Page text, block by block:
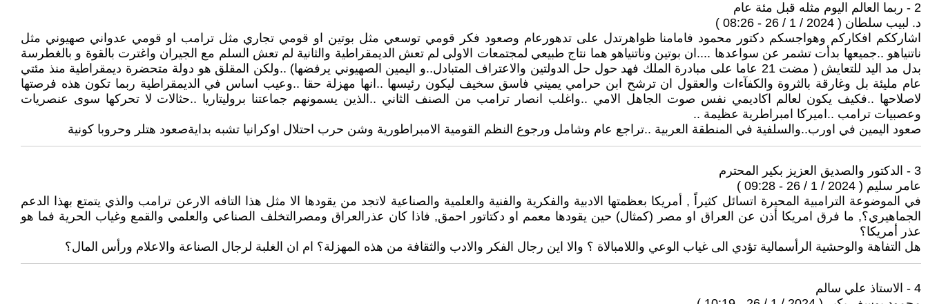
2 - ربما العالم اليوم مثله قبل مئة عام
د. لبيب سلطان ( 2024 / 1 / 26 - 08:26 )
اشارككم افكاركم وهواجسكم دكتور محمود فامامنا ظواهرتدل على تدهورعام وصعود فكر قومي توسعي مثل بوتين او قومي تجاري مثل ترامب او قومي عدواني صهيوني مثل
ناتنياهو ..جميعها بدأت تشمر عن سواعدها ....ان بوتين وناتنياهو هما نتاج طبيعي لمجتمعات الاولى لم تعش الديمقراطية والثانية لم تعش السلم مع الجيران واغترت بالقوة و بالغطرسة
بدل مد اليد للتعايش ( مضت 21 عاما على مبادرة الملك فهد حول حل الدولتين والاعتراف المتبادل..و اليمين الصهيوني يرفضها) ..ولكن المقلق هو دولة متحضرة ديمقراطية منذ مئتي
عام مليئة بل وغارقة بالثروة والكفآءات والعقول ان ترشح ابن حرامي يميني فاسق سخيف ليكون رئيسها ..انها مهزلة حقا ..وعيب اساس في الديمقراطية ربما تكون هذه فرصتها
لاصلاحها ..فكيف يكون لعالم اكاديمي نفس صوت الجاهل الامي ..واغلب انصار ترامب من الصنف الثاني ..الذين يسمونهم جماعتنا بروليتاريا ..حثالات لا تحركها سوى عنصريات
وعصبيات ترامب ..اميركا امبراطرية عظيمة ..
صعود اليمين في اورب..والسلفية في المنطقة العربية ..تراجع عام وشامل ورجوع النظم القومية الامبراطورية وشن حرب احتلال اوكرانيا تشبه بدايةصعود هتلر وحروبا كونية
3 - الدكتور والصديق العزيز بكير المحترم
عامر سليم ( 2024 / 1 / 26 - 09:28 )
في الموضوعة الترامبية المحيرة اتسائل كثيراً , أمريكا بعظمتها الادبية والفكرية والفنية والعلمية والصناعية لاتجد من يقودها الا مثل هذا التافه الارعن ترامب والذي يتمتع بهذا الدعم
الجماهيري؟, ما فرق امريكا أذن عن العراق او مصر (كمثال) حين يقودها معمم او دكتاتور احمق, فاذا كان عذرالعراق ومصرالتخلف الصناعي والعلمي والقمع وغياب الحرية فما هو
عذر أمريكا؟
هل التفاهة والوحشية الرأسمالية تؤدي الى غياب الوعي واللامبالاة ؟ والا اين رجال الفكر والادب والثقافة من هذه المهزلة؟ ام ان الغلبة لرجال الصناعة والاعلام ورأس المال؟
4 - الاستاذ علي سالم